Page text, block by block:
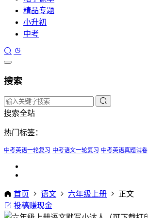
精品专题
小升初
中考
搜索
搜索全站
热门标签：
中考英语一轮复习 中考语文一轮复习 中考英语真题试卷
首页 语文 六年级上册
正文
投稿赚现金